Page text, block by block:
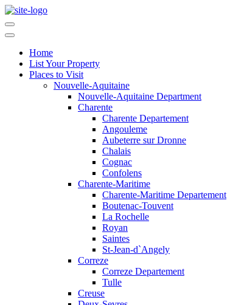
Home
List Your Property
Places to Visit
Nouvelle-Aquitaine
Nouvelle-Aquitaine Department
Charente
Charente Departement
Angouleme
Aubeterre sur Dronne
Chalais
Cognac
Confolens
Charente-Maritime
Charente-Maritime Departement
Boutenac-Touvent
La Rochelle
Royan
Saintes
St-Jean-d`Angely
Correze
Correze Departement
Tulle
Creuse